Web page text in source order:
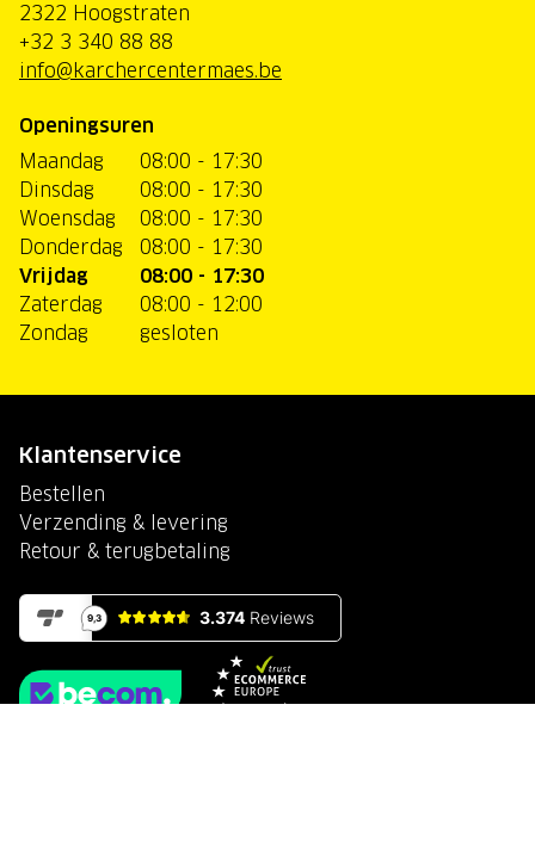
2322 Hoogstraten
+32 3 340 88 88
info@karchercentermaes.be
Openingsuren
Maandag
08:00 - 17:30
Dinsdag
08:00 - 17:30
Woensdag
08:00 - 17:30
Donderdag
08:00 - 17:30
Vrijdag
08:00 - 17:30
Zaterdag
08:00 - 12:00
Zondag
gesloten
Klantenservice
Bestellen
Verzending & levering
Retour & terugbetaling